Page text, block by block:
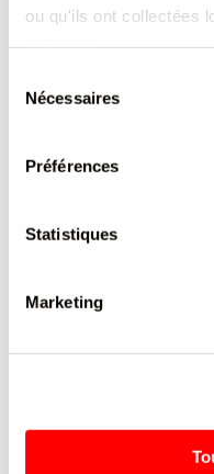
ou qu'ils ont collectées
Nécessaires
Préférences
Statistiques
Marketing
PRODUITS QUI